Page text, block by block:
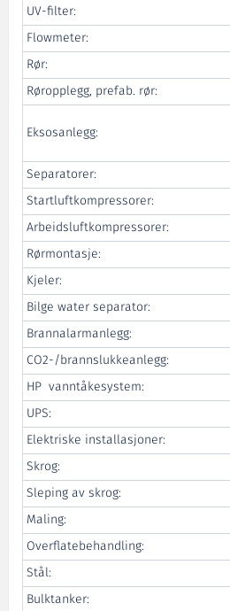
UV-filter:
Flowmeter:
Rør:
Røropplegg, prefab. rør:
Eksosanlegg:
Separatorer:
Startluftkompressorer:
Arbeidsluftkompressorer:
Rørmontasje:
Kjeler:
Bilge water separator:
Brannalarmanlegg:
CO2-/brannslukkeanlegg:
HP vanntåkesystem:
UPS:
Elektriske installasjoner:
Skrog:
Sleping av skrog:
Maling:
Overflatebehandling:
Stål:
Bulktanker: